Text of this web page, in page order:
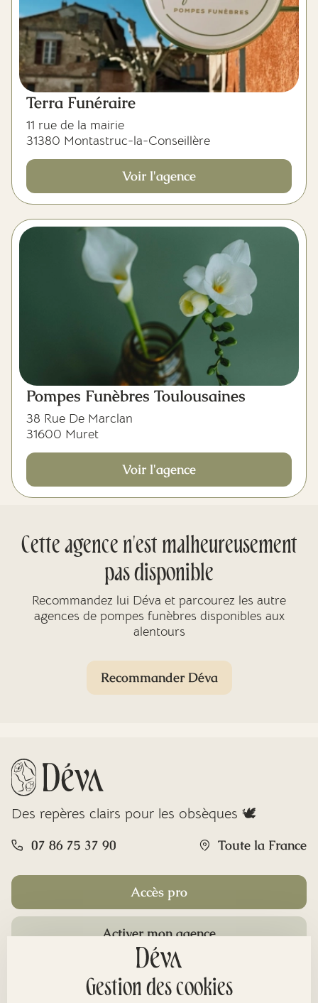
Terra Funéraire
11 rue de la mairie
31380 Montastruc-la-Conseillère
Voir l'agence
Pompes Funèbres Toulousaines
38 Rue De Marclan
31600 Muret
Voir l'agence
Cette agence n'est malheureusement
pas disponible
Recommandez lui Déva et parcourez les autre
agences de pompes funèbres disponibles aux
alentours
Recommander Déva
Des repères clairs pour les obsèques 🕊️
07 86 75 37 90 Toute la France
Accès pro
Activer mon agence
Gestion des cookies